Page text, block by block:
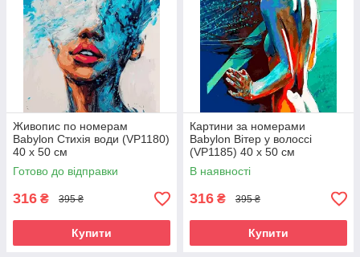
Живопис по номерам
Babylon Стихія води (VP1180)
40 х 50 см
Готово до відправки
316 ₴ 395 ₴
Купити
Картини за номерами
Babylon Вітер у волоссі
(VP1185) 40 х 50 см
В наявності
316 ₴ 395 ₴
Купити